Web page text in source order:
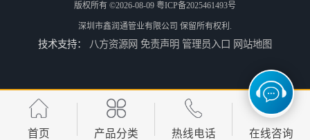
HDPE电力管 HDPE顶管电缆管保护套管 HDPE钢丝骨架管 HDPE给水管自来水管饮用水管
版权所有 ©2026-08-09 粤ICP备2025461493号
深圳市鑫润通管业有限公司 保留所有权利.
技术支持： 八方资源网 免责声明 管理员入口 网站地图
首页 产品分类 热线电话 在线咨询